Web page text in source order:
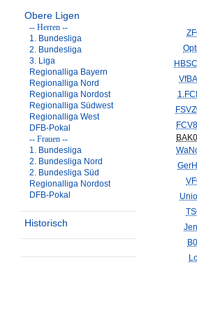
Obere Ligen
-- Herren --
1. Bundesliga
2. Bundesliga
3. Liga
Regionalliga Bayern
Regionalliga Nord
Regionalliga Nordost
Regionalliga Südwest
Regionalliga West
DFB-Pokal
-- Frauen --
1. Bundesliga
2. Bundesliga Nord
2. Bundesliga Süd
Regionalliga Nordost
DFB-Pokal
Historisch